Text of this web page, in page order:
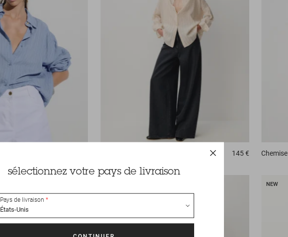
145 € Chemise
NEW
sélectionnez votre pays de livraison
Pays de livraison